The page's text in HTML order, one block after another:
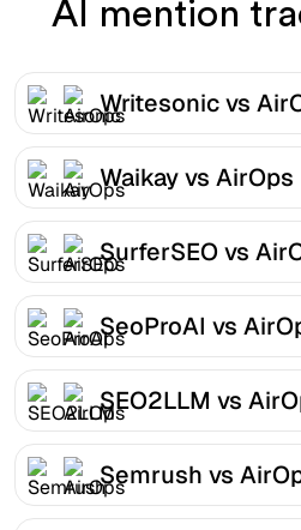
AI mention
Writesonic vs
Waikay vs AirOps
SurferSEO vs
SeoProAI vs
SEO2LLM vs
Semrush vs